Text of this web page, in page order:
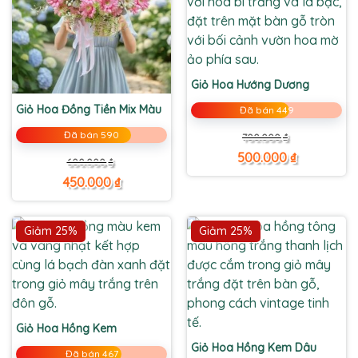
Giỏ Hoa Đồng Tiền Mix Màu
Đã bán 590
600.000₫
Giá
gốc
là:
600.000 ₫.
450.000₫
Giá
hiện
tại
là:
450.000 ₫.
Giỏ Hoa Hướng Dương
Đã bán 449
700.000₫
Giá
gốc
là:
700.000 ₫.
500.000₫
Giá
hiện
tại
là:
500.000 ₫.
Giảm 25%
Giỏ Hoa Hồng Kem
Đã bán 467
Giảm 25%
Giỏ Hoa Hồng Kem Dâu